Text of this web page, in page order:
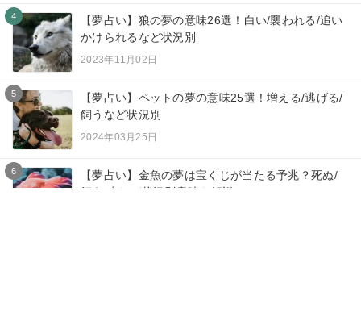
4
【夢占い】狼の夢の意味26選！白い/襲われる/追い
かけられるなど状況別
2023年11月02日
5
【夢占い】ペットの夢の意味25選！増える/逃げる/
飼うなど状況別
2024年03月25日
6
【夢占い】金魚の夢は宝くじが当たる予兆？死ぬ/
飼う/赤など状況別意味を解説